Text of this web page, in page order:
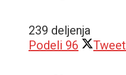
239 deljenja
Podeli 96 Tweet